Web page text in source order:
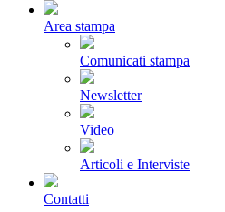
Area stampa
Comunicati stampa
Newsletter
Video
Articoli e Interviste
Contatti